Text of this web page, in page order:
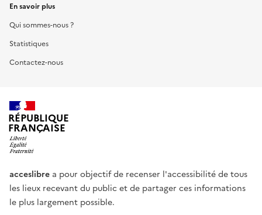
En savoir plus
Qui sommes-nous ?
Statistiques
Contactez-nous
RÉPUBLIQUE
FRANÇAISE
acceslibre a pour objectif de recenser l'accessibilité de tous
les lieux recevant du public et de partager ces informations
le plus largement possible.